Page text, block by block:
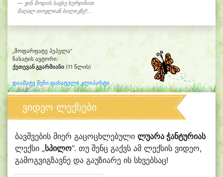
ვინ მოდის სავსე ხურჯინით
მაღალ თოვლიან ბილიკზე?...
„მოფარფატე პეპელა“
ნახატის ავტორი:
ქეთევან გვარმიანი (11 წლის)
დაამატე შენი დახატული კლიპარტი
ვიდეო ლექსები
ბავშვების მიერ გაცოცხლებული ლუარა ჭანტურიას
ლექსი „სპილო“. თუ შენც გაქვს ამ ლექსის ვიდეო,
გამოგვიგზავნე და გაუზიარე ის სხვებსაც!